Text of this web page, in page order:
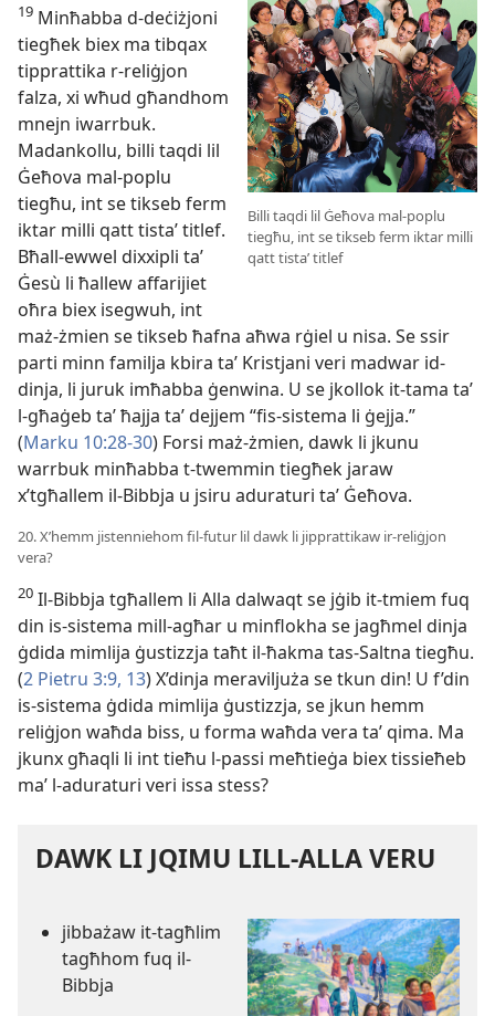
Billi taqdi lil Ġeħova mal-poplu
tiegħu, int se tikseb ferm iktar milli
qatt tistaʼ titlef
19 Minħabba d-deċiżjoni
tiegħek biex ma tibqax
tipprattika r-reliġjon
falza, xi wħud għandhom
mnejn iwarrbuk.
Madankollu, billi taqdi lil
Ġeħova mal-poplu
tiegħu, int se tikseb ferm
iktar milli qatt tistaʼ titlef.
Bħall-ewwel dixxipli taʼ
Ġesù li ħallew affarijiet
oħra biex isegwuh, int
maż-żmien se tikseb ħafna aħwa rġiel u nisa. Se ssir
parti minn familja kbira taʼ Kristjani veri madwar id-
dinja, li juruk imħabba ġenwina. U se jkollok it-tama taʼ
l-għaġeb taʼ ħajja taʼ dejjem “fis-sistema li ġejja.”
(Marku 10:28-30) Forsi maż-żmien, dawk li jkunu
warrbuk minħabba t-twemmin tiegħek jaraw
x’tgħallem il-Bibbja u jsiru aduraturi taʼ Ġeħova.
20. X’hemm jistenniehom fil-futur lil dawk li jipprattikaw ir-reliġjon
vera?
20 Il-Bibbja tgħallem li Alla dalwaqt se jġib it-tmiem fuq
din is-sistema mill-agħar u minflokha se jagħmel dinja
ġdida mimlija ġustizzja taħt il-ħakma tas-Saltna tiegħu.
(2 Pietru 3:9, 13) X’dinja meraviljuża se tkun din! U f’din
is-sistema ġdida mimlija ġustizzja, se jkun hemm
reliġjon waħda biss, u forma waħda vera taʼ qima. Ma
jkunx għaqli li int tieħu l-passi meħtieġa biex tissieħeb
maʼ l-aduraturi veri issa stess?
DAWK LI JQIMU LILL-ALLA VERU
jibbażaw it-tagħlim
tagħhom fuq il-
Bibbja